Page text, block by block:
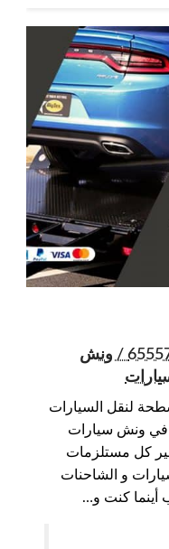
ونش اسطبلات الاحمدي / 65557275 / ونش
لنقل السيارات
في ونش سيارات
كل مستلزمات
و الشاحنات
أينما كنت و…